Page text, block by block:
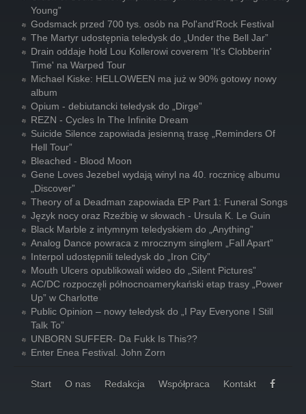
Young”
Godsmack przed 700 tys. osób na Pol'and'Rock Festival
The Martyr udostępnia teledysk do „Under the Bell Jar”
Drain oddaje hołd Lou Kollerowi coverem 'It's Clobberin'
Time' na Warped Tour
Michael Kiske: HELLOWEEN ma już w 90% gotowy nowy
album
Opium - debiutancki teledysk do „Dirge”
REZN - Cycles In The Infinite Dream
Suicide Silence zapowiada jesienną trasę „Reminders Of
Hell Tour”
Bleached - Blood Moon
Gene Loves Jezebel wydają winyl na 40. rocznicę albumu
„Discover”
Theory of a Deadman zapowiada EP Part 1: Funeral Songs
Język nocy oraz Rzeźbię w słowach - Ursula K. Le Guin
Black Marble z intymnym teledyskiem do „Anything”
Analog Dance powraca z mrocznym singlem „Fall Apart”
Interpol udostępnili teledysk do „Iron City”
Mouth Ulcers opublikowali wideo do „Silent Pictures”
AC/DC rozpoczęli północnoamerykański etap trasy „Power
Up” w Charlotte
Public Opinion – nowy teledysk do „I Pay Everyone I Still
Talk To”
UNBORN SUFFER- Da Fukk Is This??
Enter Enea Festival. John Zorn
Start O nas Redakcja Współpraca Kontakt